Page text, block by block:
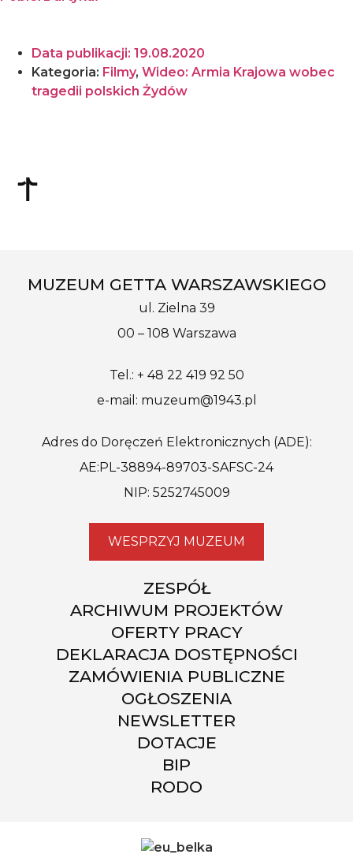
Data publikacji: 19.08.2020
Kategoria: Filmy, Wideo: Armia Krajowa wobec
tragedii polskich Żydów
MUZEUM GETTA WARSZAWSKIEGO
ul. Zielna 39
00 – 108 Warszawa
Tel.: + 48 22 419 92 50
e-mail: muzeum@1943.pl
Adres do Doręczeń Elektronicznych (ADE):
AE:PL-38894-89703-SAFSC-24
NIP: 5252745009
WESPRZYJ MUZEUM
ZESPÓŁ
ARCHIWUM PROJEKTÓW
OFERTY PRACY
DEKLARACJA DOSTĘPNOŚCI
ZAMÓWIENIA PUBLICZNE
OGŁOSZENIA
NEWSLETTER
DOTACJE
BIP
RODO